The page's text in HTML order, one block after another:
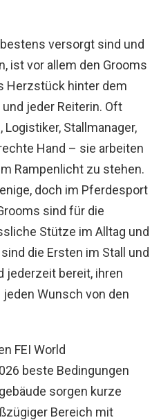
versorgt sind und
ist vor allem den Grooms
Herzstück hinter dem
jeder Reiterin. Oft
Stallmanager,
Hand – sie arbeiten
Rampenlicht zu stehen.
doch im Pferdesport
sind für die
Stütze im Alltag und
die Ersten im Stall und
jederzeit bereit, ihren
Wunsch von den
FEI World
beste Bedingungen
sorgen kurze
Bereich mit